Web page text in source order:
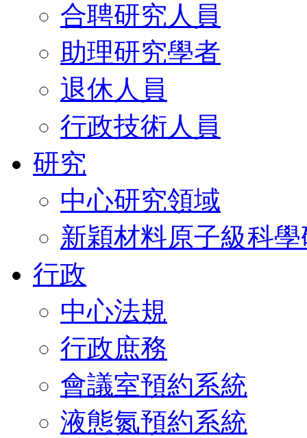
合聘研究人員
助理研究學者
退休人員
行政技術人員
研究
中心研究領域
新穎材料原子級科
行政
中心法規
行政庶務
會議室預約系統
液態氮預約系統